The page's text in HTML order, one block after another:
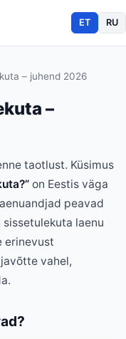
ET RU
– juhend 2026
–
taotlust. Küsimus
on Eestis väga
peavad
laenu
erinevust
vahel,